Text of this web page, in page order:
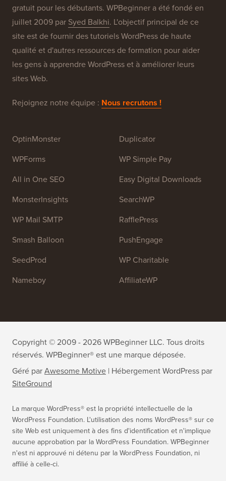
gratuit pour les débutants. WPBeginner a été fondé en
juillet 2009 par Syed Balkhi. L'objectif principal de ce
site est de fournir des tutoriels WordPress de haute
qualité et d'autres ressources de formation pour aider
les gens à apprendre WordPress et à améliorer leurs
sites Web.
Rejoignez notre équipe : Nous recrutons !
OptinMonster
WPForms
All in One SEO
MonsterInsights
WP Mail SMTP
Smash Balloon
SeedProd
Nameboy
Duplicator
WP Simple Pay
Easy Digital Downloads
SearchWP
RafflePress
PushEngage
WP Charitable
AffiliateWP
Copyright © 2009 - 2026 WPBeginner LLC. Tous droits
réservés. WPBeginner® est une marque déposée.
Géré parAwesome Motive | Hébergement WordPress par
SiteGround
La marque WordPress® est la propriété intellectuelle de la
WordPress Foundation. L'utilisation des noms WordPress® sur ce
site Web est uniquement à des fins d'identification et n'implique
aucune approbation par la WordPress Foundation. WPBeginner
n'est ni approuvé ni détenu par la WordPress Foundation, ni
affilié à celle-ci.